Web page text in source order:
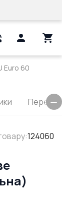
Euro 60
:124060